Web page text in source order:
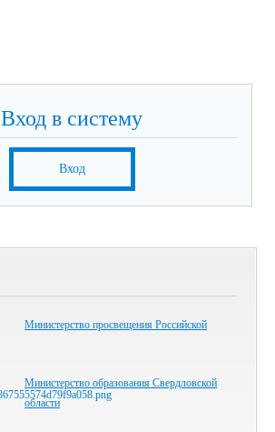
Вход в систему
Вход
Министерство просвещения Российской
Министерство образования Свердловской
области